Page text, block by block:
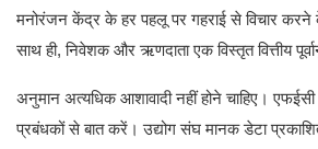
मनोरंजन केंद्र के हर पहलू पर गहराई से विचार करने
साथ ही, निवेशक और ऋणदाता एक विस्तृत वित्तीय
अनुमान अत्यधिक आशावादी नहीं होने चाहिए।
प्रबंधकों से बात करें। उद्योग संघ मानक डेटा